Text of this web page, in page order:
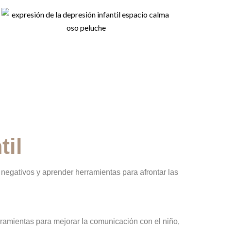
y aprender herramientas para afrontar las
para mejorar la comunicación con el niño,